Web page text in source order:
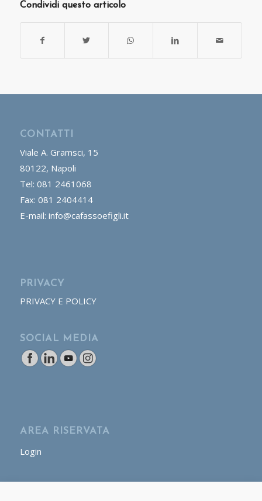
Condividi questo articolo
CONTATTI
Viale A. Gramsci, 15
80122, Napoli
Tel: 081 2461068
Fax: 081 2404414
E-mail: info@cafassoefigli.it
PRIVACY
PRIVACY E POLICY
SOCIAL MEDIA
AREA RISERVATA
Login